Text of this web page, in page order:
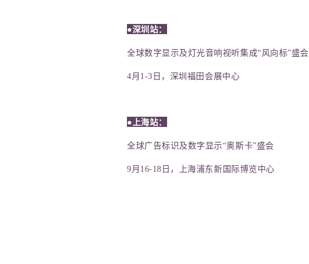
●深圳 站：
全球数字显示及灯光音响视听集成“风向标”盛会
4月1-3日，深圳 福田 会展中心
● 上海站：
全球广告标识及数字显示“奥斯卡”盛会
9月16-18日， 上海浦东新国际博览中心